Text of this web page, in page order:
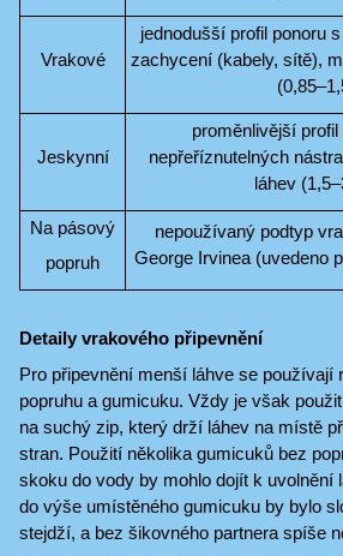
Vrakové
jednodušší profil ponoru
zachycení (kabely, sítě),
Jeskynní
proměnlivější
nepřeříznutelných
láhev
Na pásový
popruh
nepoužívaný podtyp
George Irvinea (uvedeno
Detaily vrakového připevnění
Pro připevnění menší láhve se používají
popruhu a gumicuku. Vždy je však
na suchý zip, který drží láhev na místě
stran. Použití několika gumicuků bez
skoku do vody by mohlo dojít k uvolnění
do výše umístěného gumicuku by bylo
stejdží, a bez šikovného partnera spíše